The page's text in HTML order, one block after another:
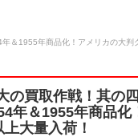
年商品化！アメリカの大判グ
の買取作戦！其
年＆1955年商品化
大量入荷！